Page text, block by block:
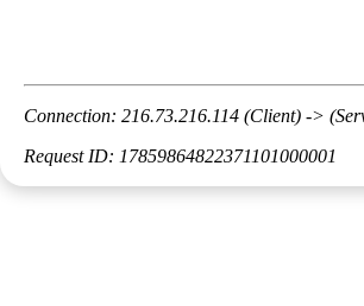
Connection: 216.73.216.114 (Client) ->
Request ID: 17859864822371101000001